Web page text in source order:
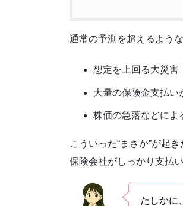
通常の予測を超えるよう
想定を上回る大災害
大量の保険金支払い
株価の急落などによ
こういった“まさか”が起き
保険会社がしっかり支払
たしかに